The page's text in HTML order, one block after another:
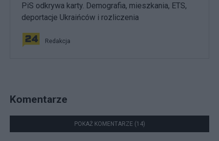
PiS odkrywa karty. Demografia, mieszkania, ETS,
deportacje Ukraińców i rozliczenia
Redakcja
Komentarze
POKAŻ KOMENTARZE (14)